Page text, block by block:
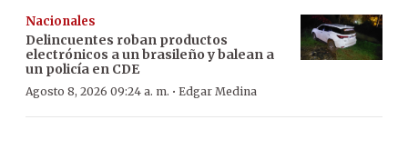
Nacionales
Delincuentes roban productos
electrónicos a un brasileño y balean a
un policía en CDE
Agosto 8, 2026 09:24 a. m. · Edgar Medina